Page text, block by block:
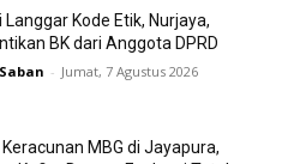
Kode Etik, Nurjaya,
BK dari Anggota DPRD
- Jumat, 7 Agustus 2026
MBG di Jayapura,